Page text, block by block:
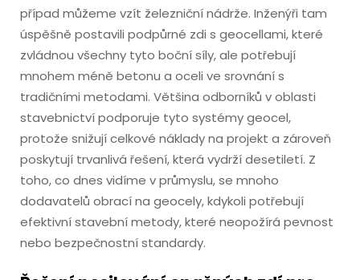
případ můžeme vzít železniční nádrže. Inženýři tam
úspěšně postavili podpůrné zdi s geocellami, které
zvládnou všechny tyto boční síly, ale potřebují
mnohem méně betonu a oceli ve srovnání s
tradičními metodami. Většina odborníků v oblasti
stavebnictví podporuje tyto systémy geocel,
protože snižují celkové náklady na projekt a zároveň
poskytují trvanlivá řešení, která vydrží desetiletí. Z
toho, co dnes vidíme v průmyslu, se mnoho
dodavatelů obrací na geocely, kdykoli potřebují
efektivní stavební metody, které neopožírá pevnost
nebo bezpečnostní standardy.